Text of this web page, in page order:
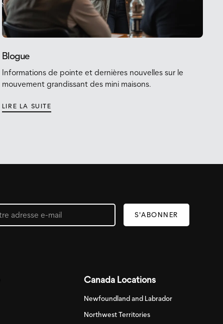
Blogue
Informations de pointe et dernières nouvelles sur le
mouvement grandissant des mini maisons.
LIRE LA SUITE
Canada Locations
Newfoundland and Labrador
Northwest Territories